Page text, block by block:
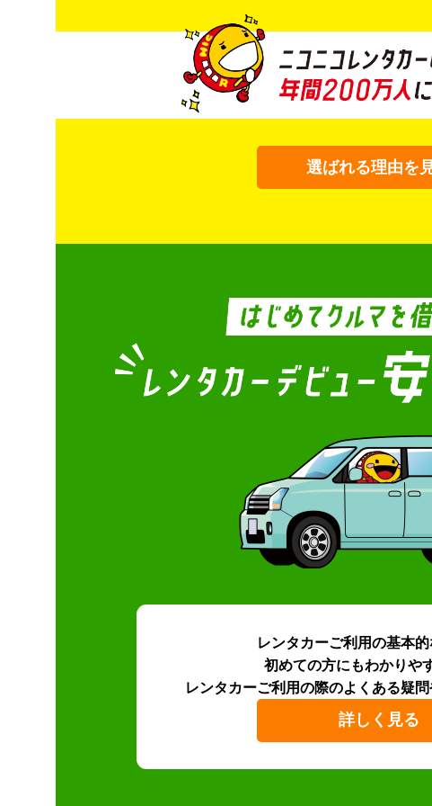
選ばれる理由を
レンタカーご利用の基本
初めての方にもわかりや
レンタカーご利用の際のよくある疑問
詳しく見る